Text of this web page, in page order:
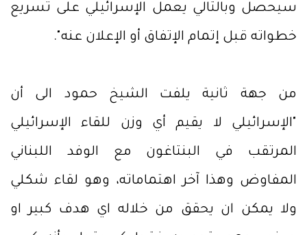
سيحصل وبالتالي يعمل الإسرائيلي على تسريع
خطواته قبل إتمام الإتفاق أو الإعلان عنه".
من جهة ثانية يلفت الشيخ حمود الى أن
"الإسرائيلي لا يقيم أي وزن للقاء الإسرائيلي
المرتقب في البنتاغون مع الوفد اللبناني
المفاوض وهذا آخر اهتماماته، وهو لقاء شكلي
ولا يمكن ان يحقق من خلاله اي هدف كبير او